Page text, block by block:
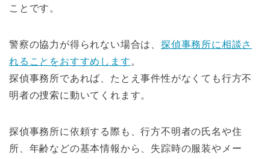
ことです。
警察の協力が得られない場合は、 探偵事務所に相談さ
れることをおすすめします 。
探偵事務所であれば、たとえ事件性がなくても行方不
明者の捜索に動いてくれます。
探偵事務所に依頼する際も、行方不明者の氏名や住
所、年齢などの基本情報から、失踪時の服装やメー